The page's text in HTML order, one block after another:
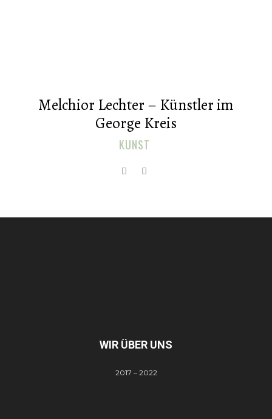
Melchior Lechter – Künstler im
George Kreis
KUNST
WIR ÜBER UNS
2017 – 2022